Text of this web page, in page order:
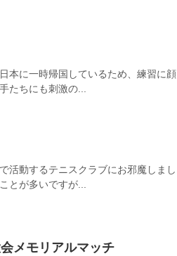
本に一時帰国しているため、練習に顔
たちにも刺激の...
活動するテニスクラブにお邪魔しまし
とが多いですが...
メモリアルマッチ